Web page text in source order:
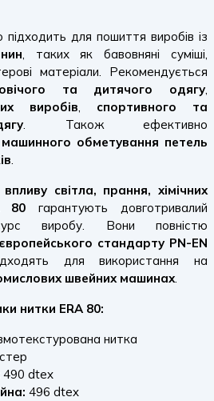
підходить для пошиття виробів із
, таких як бавовняні суміші,
матеріали. Рекомендується
та дитячого одягу,
виробів, спортивного та
. Також ефективно
машинного обметування петель
.
впливу світла, прання, хімічних
80 гарантують довготривалий
виробу. Вони повністю
європейського стандарту PN-EN
для використання на
швейних машинах.
нитки ERA 80:
нитка
490 dtex
496 dtex